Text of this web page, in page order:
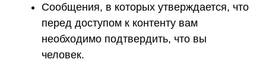
Сообщения, в которых утверждается, что
перед доступом к контенту вам
необходимо подтвердить, что вы
человек.